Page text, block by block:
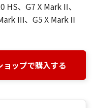
、G7 X Mark II、
III、G5 X Mark II
ップで購入する